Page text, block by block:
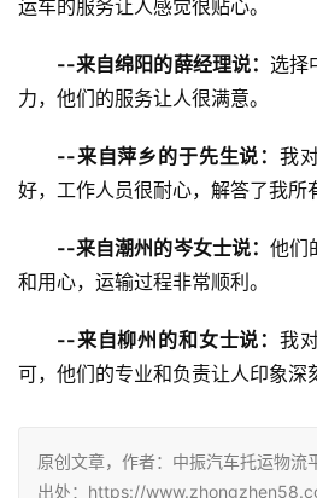
运车的服务让人感觉很贴心。
--来自绵阳的薛经理说： 选择
力，他们的服务让人很满意。
--来自萍乡的于先生说： 我
好，工作人员很耐心，解答了我所
--来自潮州的岑女士说： 他们
和用心，运输过程非常顺利。
--来自柳州的和女士说： 我
可，他们的专业和负责让人印象深
原创文章，作者：中振汽车托运物流
出处：https://